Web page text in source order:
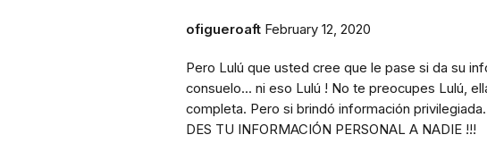
ofigueroaft February 12, 2020
Pero Lulú que usted cree que le pase si da su
consuelo... ni eso Lulú ! No te preocupes Lulú,
completa. Pero si brindó información
DES TU INFORMACIÓN PERSONAL A NADIE !!!